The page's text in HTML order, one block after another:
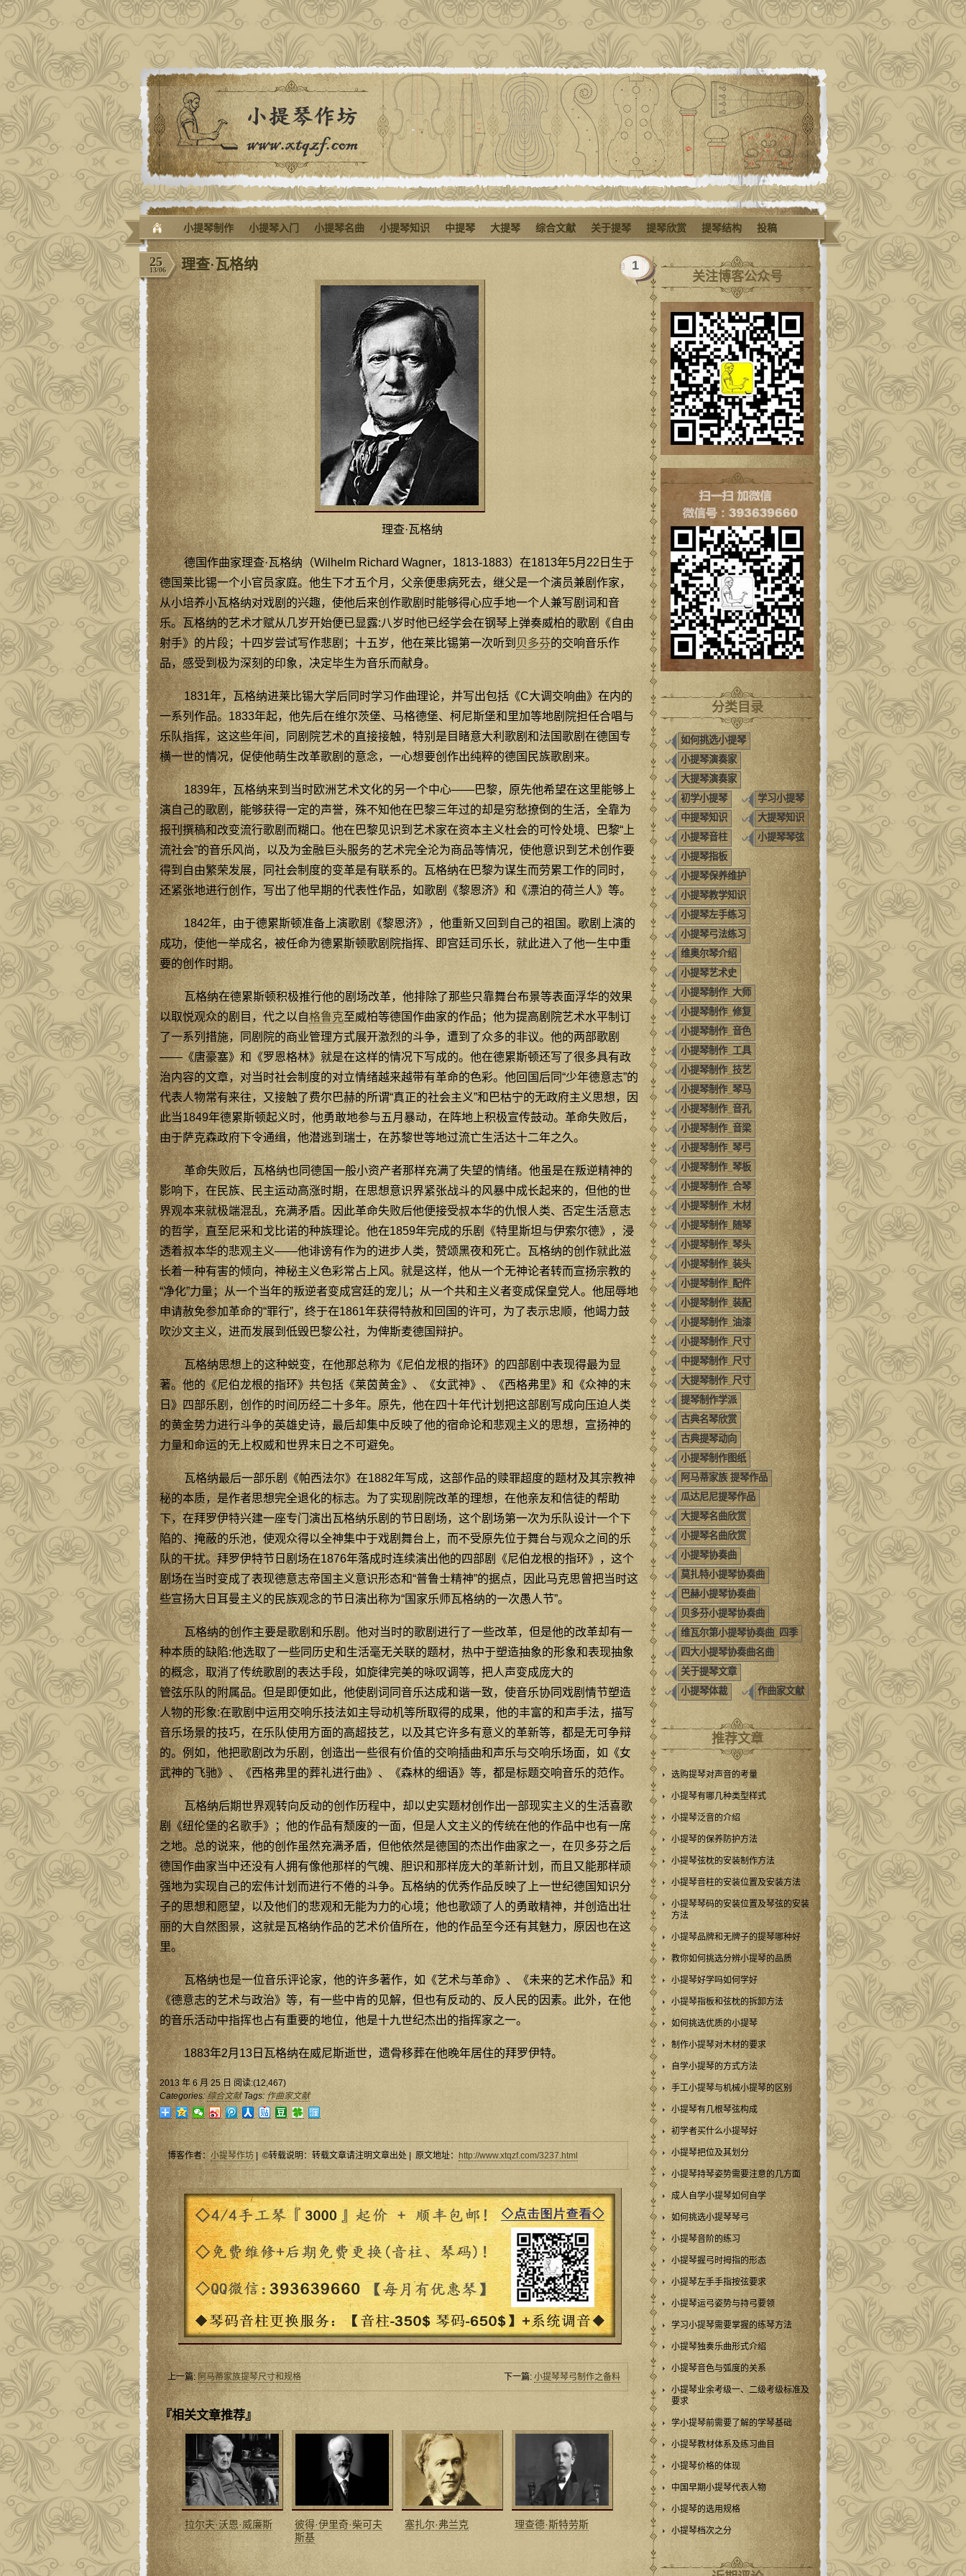
小提琴制作 小提琴入门 小提琴名曲 小提琴知识 中提琴 大提琴 综合文献 关于提琴 提琴欣赏 提琴结构 投稿
理查·瓦格纳
理查·瓦格纳
德国作曲家理查·瓦格纳（Wilhelm Richard Wagner，1813-1883）在1813年5月22日生于
德国莱比锡一个小官员家庭。他生下才五个月，父亲便患病死去，继父是一个演员兼剧作家，
从小培养小瓦格纳对戏剧的兴趣，使他后来创作歌剧时能够得心应手地一个人兼写剧词和音
乐。瓦格纳的艺术才赋从几岁开始便已显露:八岁时他已经学会在钢琴上弹奏威柏的歌剧《自由
射手》的片段；十四岁尝试写作悲剧；十五岁，他在莱比锡第一次听到 贝多芬的交响音乐作
品，感受到极为深刻的印象，决定毕生为音乐而献身。
1831年，瓦格纳进莱比锡大学后同时学习作曲理论，并写出包括《C大调交响曲》在内的
一系列作品。1833年起，他先后在维尔茨堡、马格德堡、柯尼斯堡和里加等地剧院担任合唱与
乐队指挥，这这些年间，同剧院艺术的直接接触，特别是目睹意大利歌剧和法国歌剧在德国专
横一世的情况，促使他萌生改革歌剧的意念，一心想要创作出纯粹的德国民族歌剧来。
1839年，瓦格纳来到当时欧洲艺术文化的另一个中心——巴黎，原先他希望在这里能够上
演自己的歌剧，能够获得一定的声誉，殊不知他在巴黎三年过的却是穷愁撩倒的生活，全靠为
报刊撰稿和改变流行歌剧而糊口。他在巴黎见识到艺术家在资本主义杜会的可怜处境、巴黎“上
流社会”的音乐风尚，以及为金融巨头服务的艺术完全沦为商品等情况，使他意识到艺术创作要
得到自由繁荣发展，同社会制度的变革是有联系的。瓦格纳在巴黎为谋生而劳累工作的同时，
还紧张地进行创作，写出了他早期的代表性作品，如歌剧《黎恩济》和《漂泊的荷兰人》等。
1842年，由于德累斯顿准备上演歌剧《黎恩济》，他重新又回到自己的祖国。歌剧上演的
成功，使他一举成名，被任命为德累斯顿歌剧院指挥、即宫廷司乐长，就此进入了他一生中重
要的创作时期。
瓦格纳在德累斯顿积极推行他的剧场改革，他排除了那些只靠舞台布景等表面浮华的效果
以取悦观众的剧目，代之以自格鲁克至威柏等德国作曲家的作品；他为提高剧院艺术水平制订
了一系列措施，同剧院的商业管理方式展开激烈的斗争，遭到了众多的非议。他的两部歌剧
——《唐豪塞》和《罗恩格林》就是在这样的情况下写成的。他在德累斯顿还写了很多具有政
治内容的文章，对当时社会制度的对立情绪越来越带有革命的色彩。他回国后同“少年德意志”的
代表人物常有来往，又接触了费尔巴赫的所谓“真正的社会主义”和巴枯宁的无政府主义思想，因
此当1849年德累斯顿起义时，他勇敢地参与五月暴动，在阵地上积极宣传鼓动。革命失败后，
由于萨克森政府下令通缉，他潜逃到瑞士，在苏黎世等地过流亡生活达十二年之久。
革命失败后，瓦格纳也同德国一般小资产者那样充满了失望的情绪。他虽是在叛逆精神的
影响下，在民族、民主运动高涨时期，在思想意识界紧张战斗的风暴中成长起来的，但他的世
界观本来就极端混乱，充满矛盾。因此革命失败后他便接受叔本华的仇恨人类、否定生活意志
的哲学，直至尼采和戈比诺的种族理论。他在1859年完成的乐剧《特里斯坦与伊索尔德》，浸
透着叔本华的悲观主义——他诽谤有作为的进步人类，赞颂黑夜和死亡。瓦格纳的创作就此滋
长着一种有害的倾向，神秘主义色彩常占上风。就是这样，他从一个无神论者转而宣扬宗教的
“净化”力量；从一个当年的叛逆者变成宫廷的宠儿；从一个共和主义者变成保皇党人。他屈辱地
申请赦免参加革命的“罪行”，终于在1861年获得特赦和回国的许可，为了表示忠顺，他竭力鼓
吹沙文主义，进而发展到低毁巴黎公社，为俾斯麦德国辩护。
瓦格纳思想上的这种蜕变，在他那总称为《尼伯龙根的指环》的四部剧中表现得最为显
著。他的《尼伯龙根的指环》共包括《莱茵黄金》、《女武神》、《西格弗里》和《众神的末
日》四部乐剧，创作的时间历经二十多年。原先，他在四十年代计划把这部剧写成向压迫人类
的黄金势力进行斗争的英雄史诗，最后却集中反映了他的宿命论和悲观主义的思想，宣扬神的
力量和命运的无上权威和世界末日之不可避免。
瓦格纳最后一部乐剧《帕西法尔》在1882年写成，这部作品的赎罪超度的题材及其宗教神
秘的本质，是作者思想完全退化的标志。为了实现剧院改革的理想，在他亲友和信徒的帮助
下，在拜罗伊特兴建一座专门演出瓦格纳乐剧的节日剧场，这个剧场第一次为乐队设计一个下
陷的、掩蔽的乐池，使观众得以全神集中于戏剧舞台上，而不受原先位于舞台与观众之间的乐
队的干扰。拜罗伊特节日剧场在1876年落成时连续演出他的四部剧《尼伯龙根的指环》，这个
剧场在当时变成了表现德意志帝国主义意识形态和“普鲁士精神”的据点，因此马克思曾把当时这
些宣扬大日耳曼主义的民族观念的节日演出称为“国家乐师瓦格纳的一次愚人节”。
瓦格纳的创作主要是歌剧和乐剧。他对当时的歌剧进行了一些改革，但是他的改革却有一
种本质的缺陷:他选取了一些同历史和生活毫无关联的题材，热中于塑造抽象的形象和表现抽象
的概念，取消了传统歌剧的表达手段，如旋律完美的咏叹调等，把人声变成庞大的
管弦乐队的附属品。但是即便如此，他使剧词同音乐达成和谐一致，使音乐协同戏剧情节塑造
人物的形象:在歌剧中运用交响乐技法如主导动机等所取得的成果，他的丰富的和声手法，描写
音乐场景的技巧，在乐队使用方面的高超技艺，以及其它许多有意义的革新等，都是无可争辩
的。例如，他把歌剧改为乐剧，创造出一些很有价值的交响插曲和声乐与交响乐场面，如《女
武神的飞驰》、《西格弗里的葬礼进行曲》、《森林的细语》等，都是标题交响音乐的范作。
瓦格纳后期世界观转向反动的创作历程中，却以史实题材创作出一部现实主义的生活喜歌
剧《纽伦堡的名歌手》；他的作品有颓废的一面，但是人文主义的传统在他的作品中也有一席
之地。总的说来，他的创作虽然充满矛盾，但他依然是德国的杰出作曲家之一，在贝多芬之后
德国作曲家当中还没有人拥有像他那样的气魄、胆识和那样庞大的革新计划，而且又能那样顽
强地为实现自己的宏伟计划而进行不倦的斗争。瓦格纳的优秀作品反映了上一世纪德国知识分
子的思想和愿望，以及他们的悲观和无能为力的心境；他也歌颂了人的勇敢精神，并创造出壮
丽的大自然图景，这就是瓦格纳作品的艺术价值所在，他的作品至今还有其魅力，原因也在这
里。
瓦格纳也是一位音乐评论家，他的许多著作，如《艺术与革命》、《未来的艺术作品》和
《德意志的艺术与政治》等，有一些中肯的见解，但也有反动的、反人民的因素。此外，在他
的音乐活动中指挥也占有重要的地位，他是十九世纪杰出的指挥家之一。
1883年2月13日瓦格纳在威尼斯逝世，遗骨移葬在他晚年居住的拜罗伊特。
2013 年 6 月 25 日 阅读:(12,467)
1
25
13/06
Categories: 综合文献Tags: 作曲家文献
博客作者：小提琴作坊| ©转载说明：转载文章请注明文章出处 | 原文地址： http://www.xtqzf.com/3237.html
上一篇: 阿马蒂家族提琴尺寸和规格 下一篇: 小提琴琴弓制作之备料
『相关文章推荐』
拉尔夫·沃恩·威廉斯
彼得·伊里奇·柴可夫
斯基
塞扎尔·弗兰克 理查德·斯特劳斯
关注博客公众号
分类目录
如何挑选小提琴
小提琴演奏家
大提琴演奏家
初学小提琴
学习小提琴
中提琴知识
大提琴知识
小提琴音柱
小提琴琴弦
小提琴指板
小提琴保养维护
小提琴教学知识
小提琴左手练习
小提琴弓法练习
维奥尔琴介绍
小提琴艺术史
小提琴制作_大师
小提琴制作_修复
小提琴制作_音色
小提琴制作_工具
小提琴制作_技艺
小提琴制作_琴马
小提琴制作_音孔
小提琴制作_音梁
小提琴制作_琴弓
小提琴制作_琴板
小提琴制作_合琴
小提琴制作_木材
小提琴制作_随琴
小提琴制作_琴头
小提琴制作_装头
小提琴制作_配件
小提琴制作_装配
小提琴制作_油漆
小提琴制作_尺寸
中提琴制作_尺寸
大提琴制作_尺寸
提琴制作学派
古典名琴欣赏
古典提琴动向
小提琴制作图纸
阿马蒂家族 提琴作品
瓜达尼尼提琴作品
大提琴名曲欣赏
小提琴名曲欣赏
小提琴协奏曲
莫扎特小提琴协奏曲
巴赫小提琴协奏曲
贝多芬小提琴协奏曲
维瓦尔第小提琴协奏曲_四季
四大小提琴协奏曲名曲
关于提琴文章
小提琴体裁
作曲家文献
推荐文章
选购提琴对声音的考量
小提琴有哪几种类型样式
小提琴泛音的介绍
小提琴的保养防护方法
小提琴弦枕的安装制作方法
小提琴音柱的安装位置及安装方法
小提琴琴码的安装位置及琴弦的安装
方法
小提琴品牌和无牌子的提琴哪种好
教你如何挑选分辨小提琴的品质
小提琴好学吗如何学好
小提琴指板和弦枕的拆卸方法
如何挑选优质的小提琴
制作小提琴对木材的要求
自学小提琴的方式方法
手工小提琴与机械小提琴的区别
小提琴有几根琴弦构成
初学者买什么小提琴好
小提琴把位及其划分
小提琴持琴姿势需要注意的几方面
成人自学小提琴如何自学
如何挑选小提琴琴弓
小提琴音阶的练习
小提琴握弓时拇指的形态
小提琴左手手指按弦要求
小提琴运弓姿势与持弓要领
学习小提琴需要掌握的练琴方法
小提琴独奏乐曲形式介绍
小提琴音色与弧度的关系
小提琴业余考级一、二级考级标准及
要求
学小提琴前需要了解的学琴基础
小提琴教材体系及练习曲目
小提琴价格的体现
中国早期小提琴代表人物
小提琴的选用规格
小提琴档次之分